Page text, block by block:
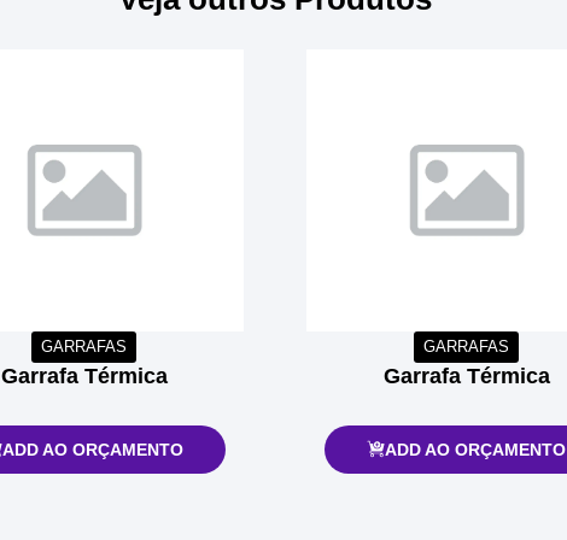
GARRAFAS
Garrafa Térmica
ADD AO ORÇAMENTO
GARRAFAS
Garrafa Térmica
ADD AO ORÇAMENTO